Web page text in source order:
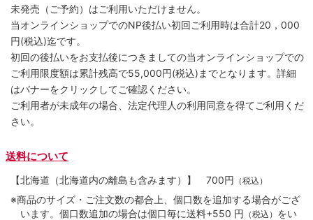
未発売（ご予約）はご利用いただけません。
当オンラインショップでのNP後払い初回ご利用時は合計20，000
円(税込)迄です。
初回の後払いをお支払後につきましての当オンラインショップでの
ご利用限度額は累計残高で55,000円(税込)までとなります。詳細
はバナーをクリックしてご確認ください。
ご利用者が未成年の場合、法定代理人の利用同意を得てご利用くだ
さい。
送料について
【北海道（北海道内の離島も含みます）】 700円 （税込）
※商品のサイズ・ご注文数の都合上、個口数を追加する場合がござ
います。個口数追加の場合は個口毎に送料+550 円 （税込） をい